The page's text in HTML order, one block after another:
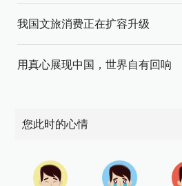
我国文旅消费正在扩容升级
用真心展现中国，世界自有回响
您此时的心情